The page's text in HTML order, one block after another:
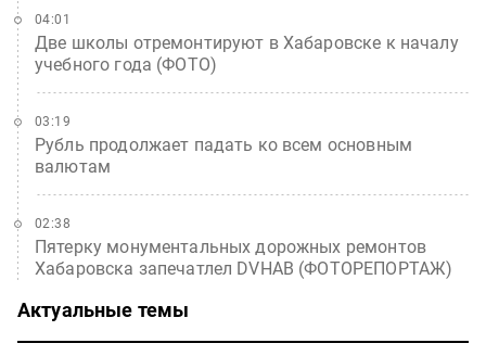
Две школы отремонтируют в Хабаровске к началу
учебного года (ФОТО)
04:01
Рубль продолжает падать ко всем основным
валютам
03:19
Пятерку монументальных дорожных ремонтов
Хабаровска запечатлел DVHAB (ФОТОРЕПОРТАЖ)
02:38
Актуальные темы